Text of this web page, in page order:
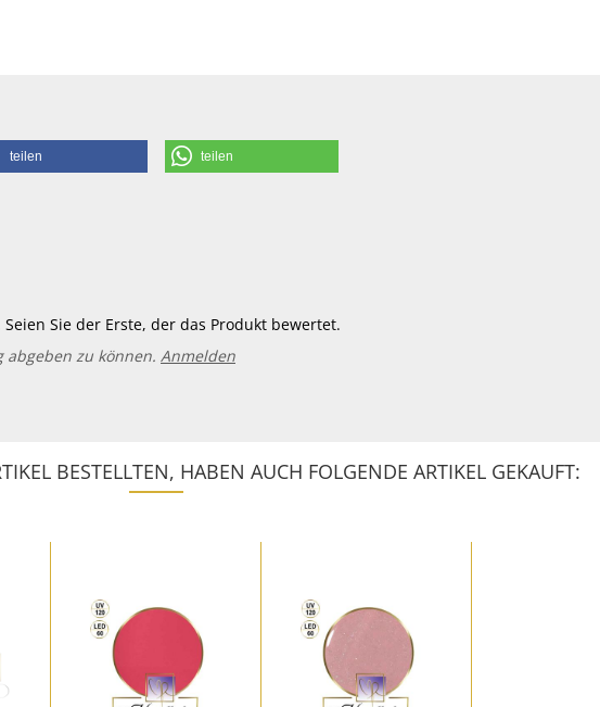
teilen teilen
Sie der Erste, der das Produkt bewertet.
abgeben zu können. Anmelden
BESTELLTEN, HABEN AUCH FOLGENDE ARTIKEL GEKAUFT: